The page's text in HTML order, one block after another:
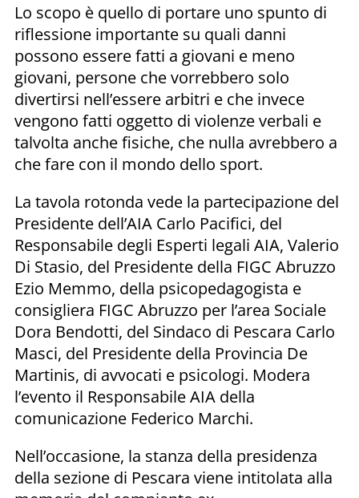
Lo scopo è quello di portare uno spunto di
riflessione importante su quali danni
possono essere fatti a giovani e meno
giovani, persone che vorrebbero solo
divertirsi nell’essere arbitri e che invece
vengono fatti oggetto di violenze verbali e
talvolta anche fisiche, che nulla avrebbero a
che fare con il mondo dello sport.
La tavola rotonda vede la partecipazione del
Presidente dell’AIA Carlo Pacifici, del
Responsabile degli Esperti legali AIA, Valerio
Di Stasio, del Presidente della FIGC Abruzzo
Ezio Memmo, della psicopedagogista e
consigliera FIGC Abruzzo per l’area Sociale
Dora Bendotti, del Sindaco di Pescara Carlo
Masci, del Presidente della Provincia De
Martinis, di avvocati e psicologi. Modera
l’evento il Responsabile AIA della
comunicazione Federico Marchi.
Nell’occasione, la stanza della presidenza
della sezione di Pescara viene intitolata alla